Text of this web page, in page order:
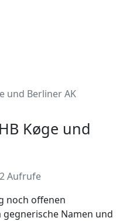
und Berliner AK
Køge und
Aufrufe
noch offenen
Namen und